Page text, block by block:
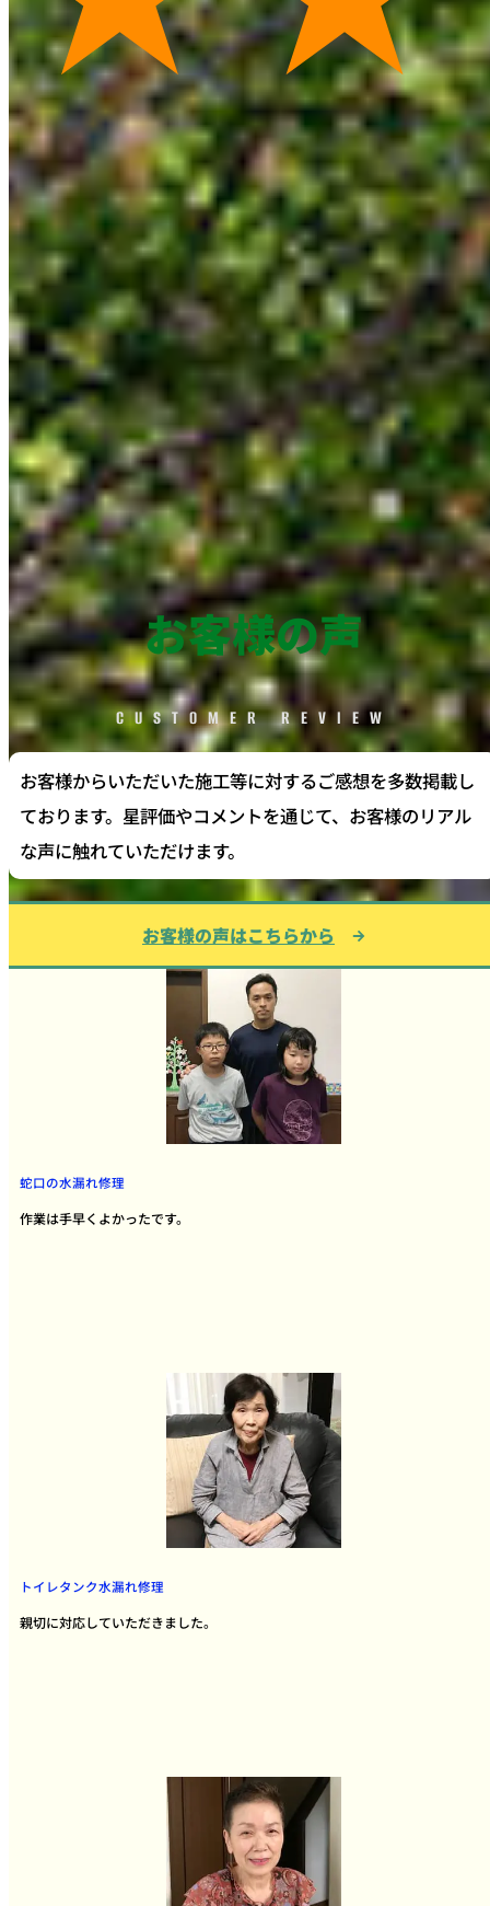
お客様の声
CUSTOMER REVIEW
お客様からいただいた施工等に対するご感想を多数掲載し
ております。星評価やコメントを通じて、お客様のリアル
な声に触れていただけます。
お客様の声はこちらから
蛇口の水漏れ修理
作業は手早くよかったです。
トイレタンク水漏れ修理
親切に対応していただきました。